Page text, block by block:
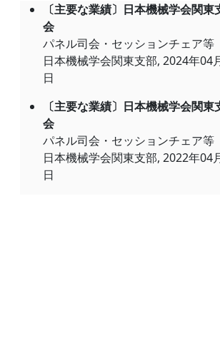
〔主要な業績〕日本機械学会関
会
パネル司会・セッションチェア等
日本機械学会関東支部, 2024年04
日
〔主要な業績〕日本機械学会関
会
パネル司会・セッションチェア等
日本機械学会関東支部, 2022年04
日